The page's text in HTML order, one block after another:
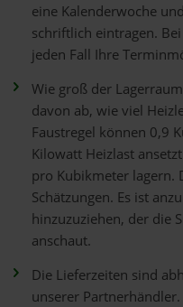
eine Kalenderwoche
schriftlich eintragen.
jeden Fall Ihre
Wie groß der
davon ab, wie viel
Faustregel können 0,9
Kilowatt Heizlast
pro Kubikmeter lagern.
Schätzungen. Es ist
hinzuzuziehen, der die
anschaut.
Die Lieferzeiten sind
unserer